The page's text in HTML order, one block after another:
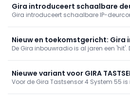
binnenstations Video IP of G1,
GPA, server- en licentievrij, CRA‑ready,
Gira introduceert schaalbare
Gira introduceert schaalbare IP-
eenvoudige projectering en beheer voor
Nieuw en toekomstgericht: Gira
De Gira inbouwradio is al jaren een 'hit'.
ontwikkeld op basis van IP-technologie.
Nieuwe variant voor GIRA
Voor de Gira Tastsensor 4 System 55 is